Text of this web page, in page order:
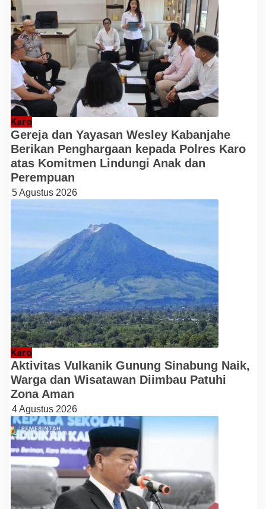
Karo
Gereja dan Yayasan Wesley Kabanjahe
Berikan Penghargaan kepada Polres Karo
atas Komitmen Lindungi Anak dan
Perempuan
5 Agustus 2026
Karo
Aktivitas Vulkanik Gunung Sinabung Naik,
Warga dan Wisatawan Diimbau Patuhi
Zona Aman
4 Agustus 2026